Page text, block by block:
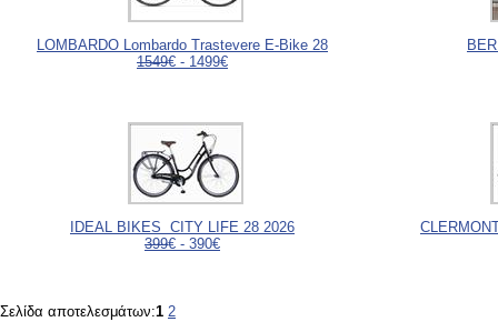
LOMBARDO Lombardo Trastevere E-Bike 28
1549€ - 1499€
IDEAL BIKES CITY LIFE 28 2026
399€ - 390€
Σελίδα αποτελεσμάτων:1 2